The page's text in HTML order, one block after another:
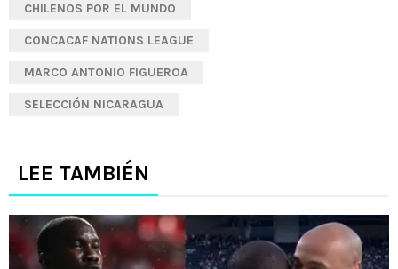
CHILENOS POR EL MUNDO
CONCACAF NATIONS LEAGUE
MARCO ANTONIO FIGUEROA
SELECCIÓN NICARAGUA
LEE TAMBIÉN